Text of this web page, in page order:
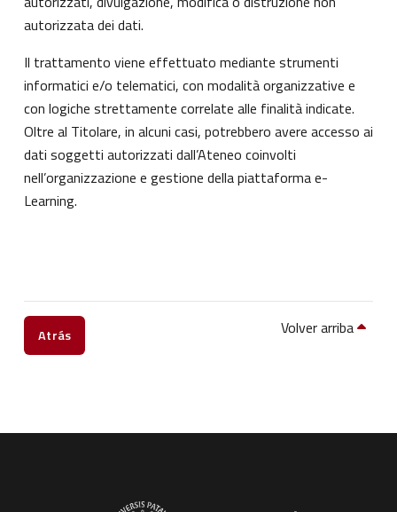
autorizzata dei dati.
Il trattamento viene effettuato mediante strumenti
informatici e/o telematici, con modalità organizzative e
con logiche strettamente correlate alle finalità indicate.
Oltre al Titolare, in alcuni casi, potrebbero avere accesso ai
dati soggetti autorizzati dall’Ateneo coinvolti
nell’organizzazione e gestione della piattaforma e-
Learning.
Atrás Volver arriba